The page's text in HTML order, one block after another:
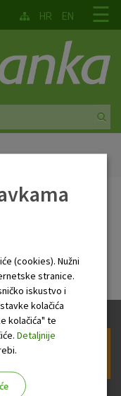
☰
HR EN
(cookies). Nužni
stranice.
iskustvo i
kolačića
kolačića" te
Detaljnije